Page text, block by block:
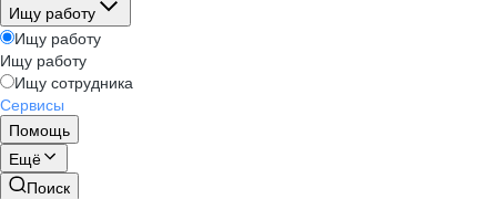
Ищу работу
Ищу работу
Ищу работу
Ищу сотрудника
Сервисы
Помощь
Ещё
Поиск